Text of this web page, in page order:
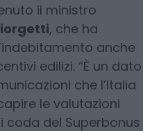
il ministro
, che ha
anche
edilizi. “È un dato
che l’Italia
le valutazioni
coda del Superbonus